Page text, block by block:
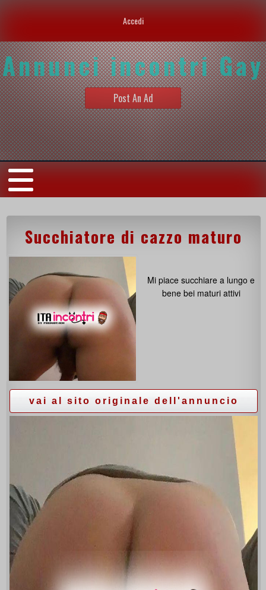
Accedi
Annunci incontri Gay
Post An Ad
Succhiatore di cazzo maturo
Mi piace succhiare a lungo e
bene bei maturi attivi